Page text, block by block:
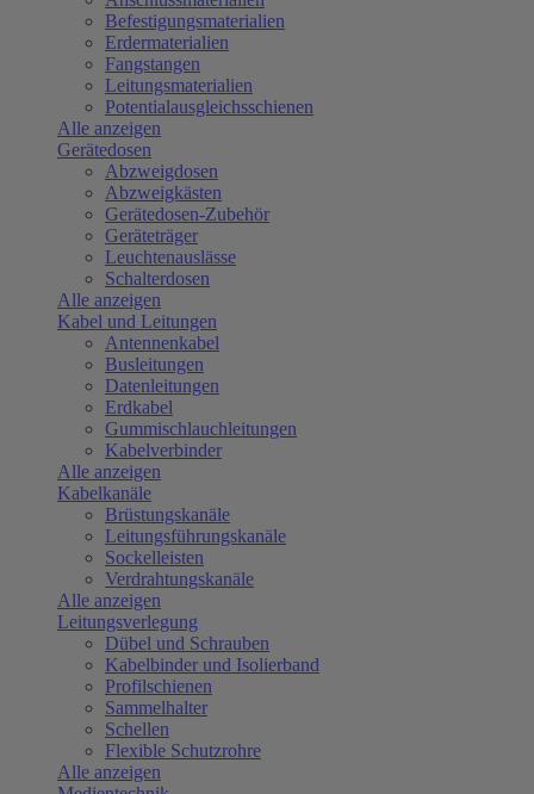
Befestigungsmaterialien
Erdermaterialien
Fangstangen
Leitungsmaterialien
Potentialausgleichsschienen
Alle anzeigen
Gerätedosen
Abzweigdosen
Abzweigkästen
Gerätedosen-Zubehör
Geräteträger
Leuchtenauslässe
Schalterdosen
Alle anzeigen
Kabel und Leitungen
Antennenkabel
Busleitungen
Datenleitungen
Erdkabel
Gummischlauchleitungen
Kabelverbinder
Alle anzeigen
Kabelkanäle
Brüstungskanäle
Leitungsführungskanäle
Sockelleisten
Verdrahtungskanäle
Alle anzeigen
Leitungsverlegung
Dübel und Schrauben
Kabelbinder und Isolierband
Profilschienen
Sammelhalter
Schellen
Flexible Schutzrohre
Alle anzeigen